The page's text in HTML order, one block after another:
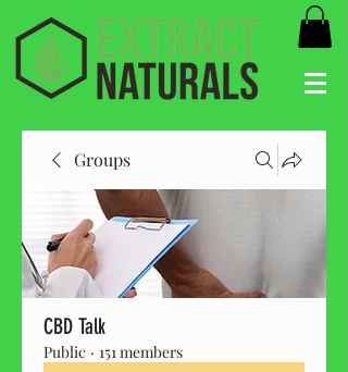
Groups
CBD Talk
Public · 151 members